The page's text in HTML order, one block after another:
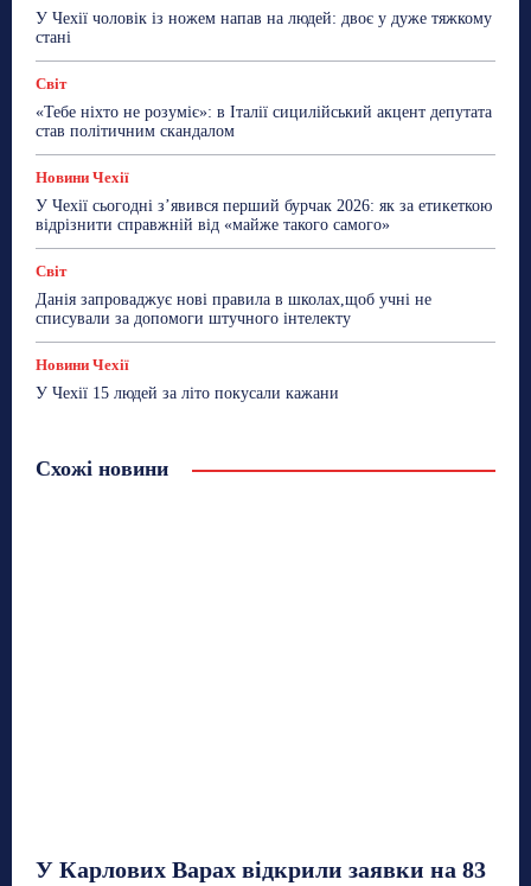
У Чехії чоловік із ножем напав на людей: двоє у дуже тяжкому
стані
Світ
«Тебе ніхто не розуміє»: в Італії сицилійський акцент депутата
став політичним скандалом
Новини Чехії
У Чехії сьогодні з’явився перший бурчак 2026: як за етикеткою
відрізнити справжній від «майже такого самого»
Світ
Данія запроваджує нові правила в школах,щоб учні не
списували за допомоги штучного інтелекту
Новини Чехії
У Чехії 15 людей за літо покусали кажани
Схожі новини
У Карлових Варах відкрили заявки на 83